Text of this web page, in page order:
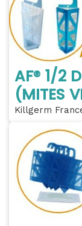
AF® 1/2
(MITES
Killgerm